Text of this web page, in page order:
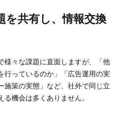
を共有し、情報交換
様々な課題に直面しますが、「他
行っているのか」「広告運用の実
施策の実態」など、社外で同じ立
機会は多くありません。